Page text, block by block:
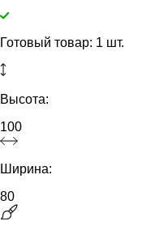
Готовый товар: 1 шт.
Высота:
100
Ширина:
80